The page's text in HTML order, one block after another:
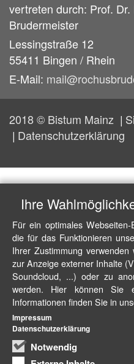
vertreten durch: Prof.
Brudermeister
Lessingstraße 12
55411 Bingen / Rhein
E-Mail:
2018 © Bistum Mainz
Datenschutzerklärung
Ihre
Für ein optimales
die für das Funktionieren
Ihrer Zustimmung
zur Anzeige externer Inhalte
Soundcloud, ...) oder zu
werden. Hier können Sie
Informationen finden Sie in
Notwendig
Impressum
Datenschutzerklärung